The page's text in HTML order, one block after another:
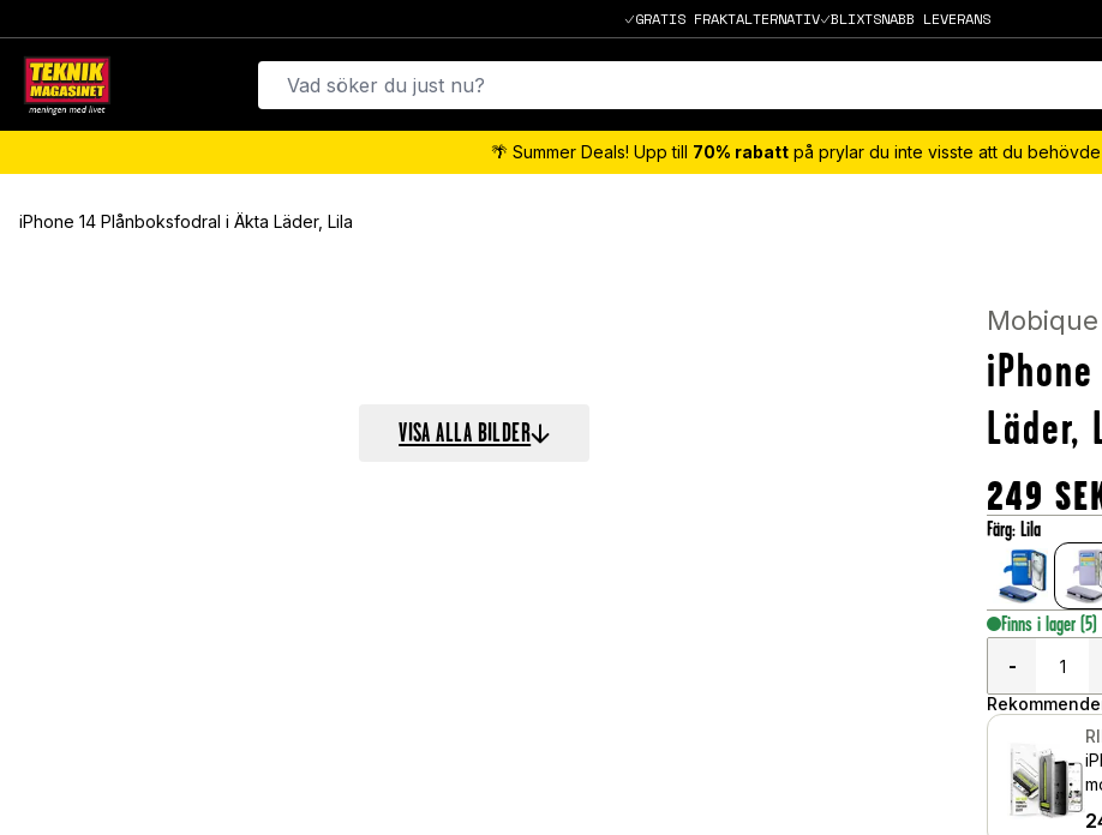
GRATIS FRAKTALTERNATIV BLIXTSNABB LEVERANS
🌴 Summer Deals! Upp till 70% rabatt på prylar du inte visste att du
iPhone 14 Plånboksfodral i Äkta Läder, Lila
VISA ALLA BILDER
Mobique
Läder,
249
Färg: Lila
Finns i lager (5)
-